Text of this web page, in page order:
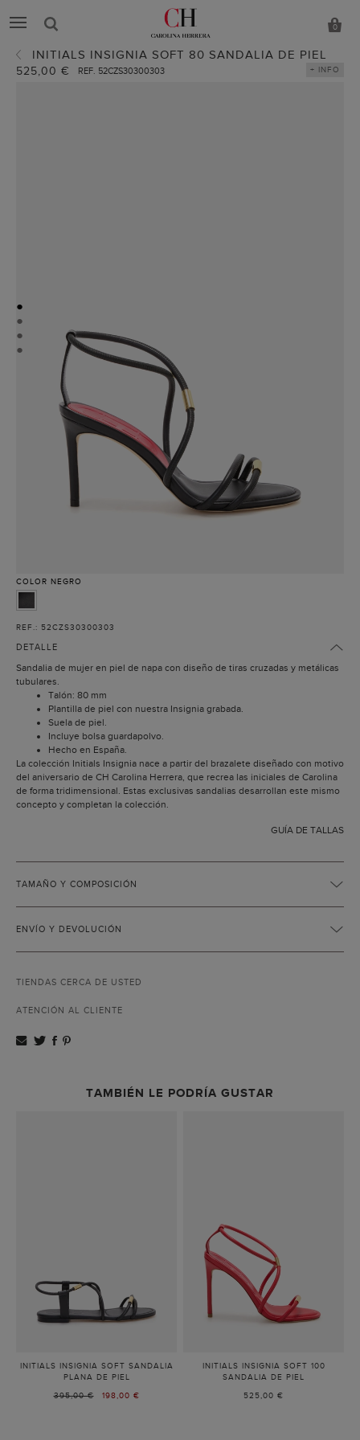
0
INITIALS INSIGNIA SOFT 80 SANDALIA DE PIEL
525,00 € REF. 52CZS30300303 + INFO
●
●
●
●
COLOR NEGRO
REF.: 52CZS30300303
DETALLE
Sandalia de mujer en piel de napa con diseño de tiras cruzadas y metálicas
tubulares.
Talón: 80 mm
Plantilla de piel con nuestra Insignia grabada.
Suela de piel.
Incluye bolsa guardapolvo.
Hecho en España.
La colección Initials Insignia nace a partir del brazalete diseñado con motivo
del aniversario de CH Carolina Herrera, que recrea las iniciales de Carolina
de forma tridimensional. Estas exclusivas sandalias desarrollan este mismo
concepto y completan la colección.
GUÍA DE TALLAS
TAMAÑO Y COMPOSICIÓN
ENVÍO Y DEVOLUCIÓN
TIENDAS CERCA DE USTED
ATENCIÓN AL CLIENTE
TAMBIÉN LE PODRÍA GUSTAR
INITIALS INSIGNIA SOFT SANDALIA
PLANA DE PIEL
PRECIO
395,00 €
PRECIO
198,00 €
INITIALS INSIGNIA SOFT 100
SANDALIA DE PIEL
525,00 €